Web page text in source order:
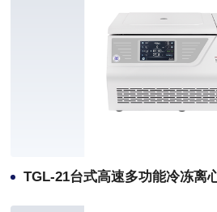
TGL-21台式高速多功能冷冻离